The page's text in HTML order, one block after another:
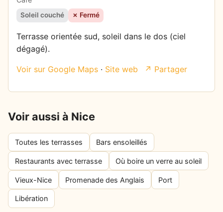
Soleil couché ✗ Fermé
Terrasse orientée sud, soleil dans le dos (ciel
dégagé).
Voir sur Google Maps · Site web ↗ Partager
Voir aussi à Nice
Toutes les terrasses Bars ensoleillés
Restaurants avec terrasse Où boire un verre au soleil
Vieux-Nice Promenade des Anglais Port
Libération